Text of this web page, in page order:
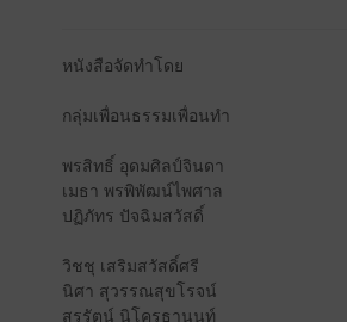
หนังสือจัดทำโดย
กลุ่มเพื่อนธรรมเพื่อนทํา
พรสิทธิ์ อุดมศิลป์จินดา
เมธา พรพิพัฒน์ไพศาล
ปฏิภัทร ปัจฉิมสวัสดิ์
วิชชุ เสริมสวัสดิ์ศรี
นิศา สุวรรณสุขโรจน์
สุรรัตน์ นิโครธานนท์